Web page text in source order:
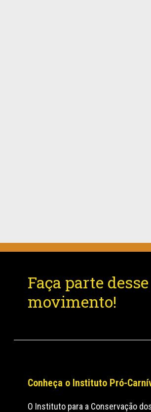
Faça parte desse
movimento!
Conheça o Instituto Pró-
O Instituto para a Conservação